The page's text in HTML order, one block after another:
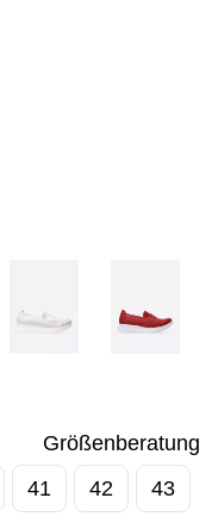
Größenberatung
41 42 43